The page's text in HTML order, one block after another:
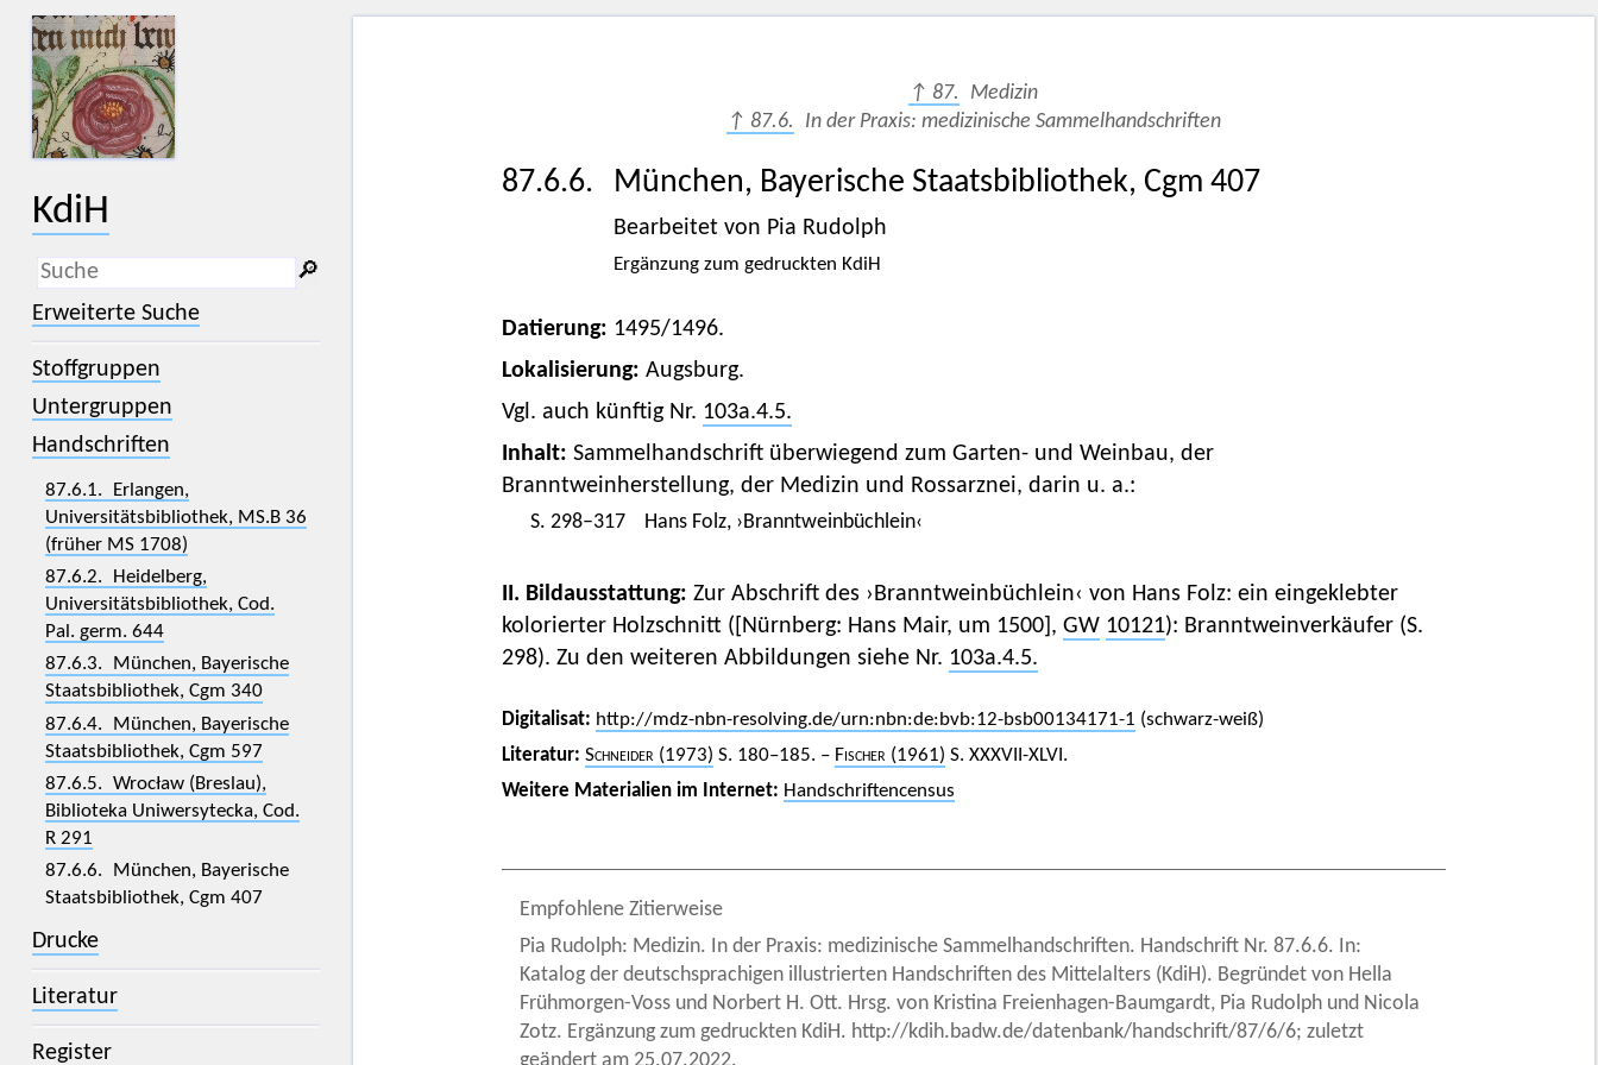
KdiH
_
(der Unterstrich) ist Platzhalter für
genau ein Zeichen.
% (das Prozentzeichen) ist Platzhalter
für kein, ein oder mehr als ein
🔎︎
Erweiterte Suche
Stoffgruppen
Untergruppen
Handschriften
87.6.1. Erlangen,
Universitätsbibliothek, MS.B 36
(früher MS 1708)
87.6.2. Heidelberg,
Universitätsbibliothek, Cod.
Pal. germ. 644
87.6.3. München, Bayerische
Staatsbibliothek, Cgm 340
87.6.4. München, Bayerische
Staatsbibliothek, Cgm 597
87.6.5. Wrocław (Breslau),
Biblioteka Uniwersytecka, Cod.
R 291
87.6.6. München, Bayerische
Staatsbibliothek, Cgm 407
Drucke
Literatur
Register
↑ 87.
Medizin
↑ 87.6. In der Praxis: medizinische Sammelhandschriften
87.6.6. München, Bayerische Staatsbibliothek, Cgm 407
Bearbeitet von Pia Rudolph
Ergänzung zum gedruckten KdiH
Datierung: 1495/1496.
Lokalisierung: Augsburg.
Vgl. auch künftig Nr. 103a.4.5.
Inhalt: Sammelhandschrift überwiegend zum Garten- und Weinbau, der
Branntweinherstellung, der Medizin und Rossarznei, darin u. a.:
S. 298–317 Hans Folz, ›Branntweinbüchlein‹
II. Bildausstattung: Zur Abschrift des ›Branntweinbüchlein‹ von Hans Folz: ein eingeklebter
kolorierter Holzschnitt ([Nürnberg: Hans Mair, um 1500], GW 10121): Branntweinverkäufer (S.
298). Zu den weiteren Abbildungen siehe Nr. 103a.4.5.
Digitalisat: http://mdz-nbn-resolving.de/urn:nbn:de:bvb:12-bsb00134171-1 (schwarz-weiß)
Literatur: Schneider (1973) S. 180–185. – Fischer (1961) S. XXXVII-XLVI.
Weitere Materialien im Internet: Handschriftencensus
Empfohlene Zitierweise
Pia Rudolph: Medizin. In der Praxis: medizinische Sammelhandschriften. Handschrift Nr. 87.6.6. In:
Katalog der deutschsprachigen illustrierten Handschriften des Mittelalters (KdiH). Begründet von Hella
Frühmorgen-Voss und Norbert H. Ott. Hrsg. von Kristina Freienhagen-Baumgardt, Pia Rudolph und Nicola
Zotz. Ergänzung zum gedruckten KdiH. http://kdih.badw.de/datenbank/handschrift/87/6/6; zuletzt